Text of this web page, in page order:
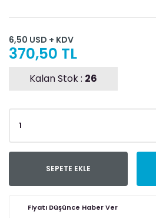
6,50 USD + KDV
370,50 TL
Kalan Stok : 26
SEPETE EKLE
Fiyatı Düşünce Haber Ver